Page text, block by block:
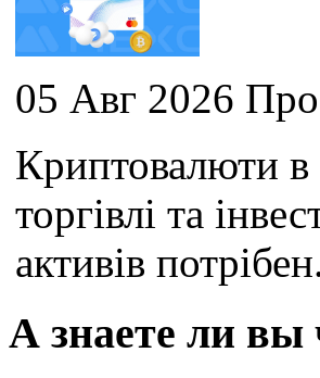
05 Авг 2026
Криптовалюти в
торгівлі та
активів
А знаете ли вы